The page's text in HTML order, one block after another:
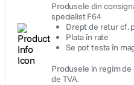
Produsele din
specialist F64
Drept de retur cf.
Plata în rate
Se pot testa în
Produsele in regim
de TVA.